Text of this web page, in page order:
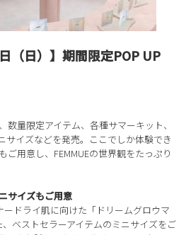
（日）】期間限定POP UP
量限定アイテム、各種サマーキット、
サイズなどを発売。ここでしか体験でき
ご用意し、FEMMUEの世界観をたっぷり
サイズもご用意
ドライ肌に向けた「ドリームグロウマ
ベストセラーアイテムのミニサイズをご